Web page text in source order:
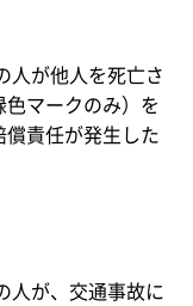
人が他人を死亡さ
マークのみ）を
責任が発生した
人が、交通事故に